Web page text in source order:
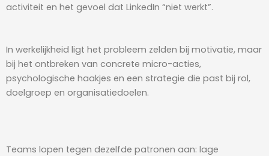
activiteit en het gevoel dat LinkedIn “niet werkt”.
In werkelijkheid ligt het probleem zelden bij motivatie, maar
bij het ontbreken van concrete micro-acties,
psychologische haakjes en een strategie die past bij rol,
doelgroep en organisatiedoelen.
Teams lopen tegen dezelfde patronen aan: lage